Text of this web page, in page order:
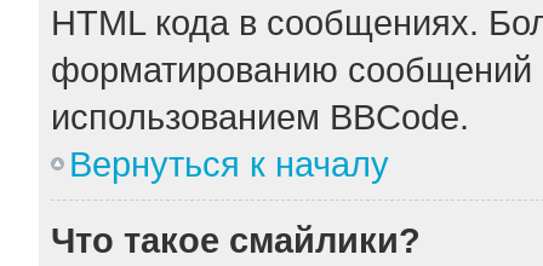
HTML кода в сообщениях.
форматированию сообщений
использованием BBCode.
Вернуться к началу
Что такое смайлики?